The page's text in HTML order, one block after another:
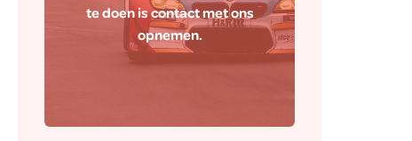
te doen is contact met ons
opnemen.
Contact